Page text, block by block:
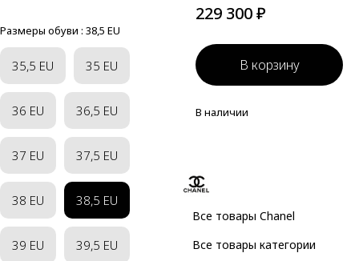
Размеры обуви : 38,5 EU
35,5 EU 35 EU
36 EU 36,5 EU
37 EU 37,5 EU
38 EU 38,5 EU
39 EU 39,5 EU
229 300 ₽
В корзину
В наличии
Все товары Chanel
Все товары категории